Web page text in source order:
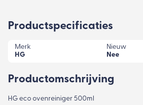
Productspecificaties
Merk
HG
Nieuw
Nee
Productomschrijving
HG eco ovenreiniger 500ml